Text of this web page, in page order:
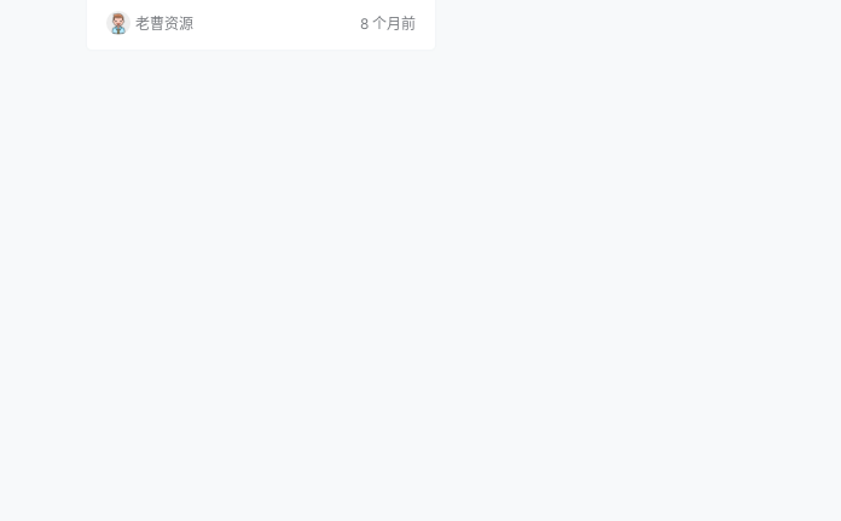
露译本） 页数：约400页（视版本而定） 装
帧：平装 ISBN：9787020049967（参考，视
老曹资源 8 个月前